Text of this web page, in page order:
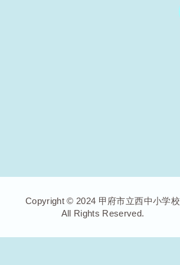
Copyright © 2024 甲府市立西中小学校
All Rights Reserved.